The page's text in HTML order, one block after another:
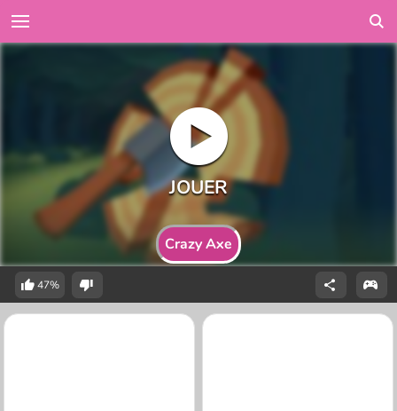
Crazy Axe
47%